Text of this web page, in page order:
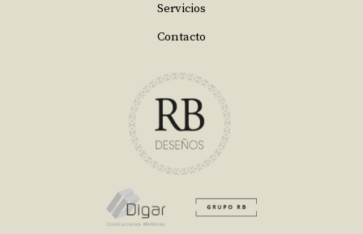
Servicios
Contacto